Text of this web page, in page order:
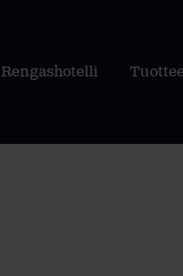
Rengashotelli